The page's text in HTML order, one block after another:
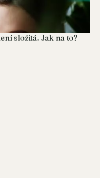
složitá. Jak na to?